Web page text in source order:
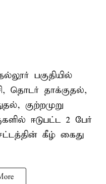
பகுதியில்
தொடர் தாக்குதல்,
குற்றமுறு
ஈடுபட்ட 2 பேர்
கீழ் கைது